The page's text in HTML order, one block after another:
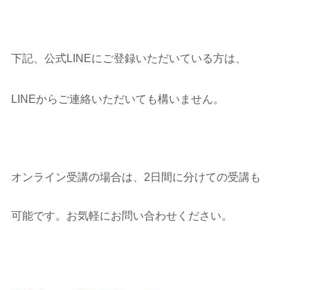
下記、公式LINEにご登録いただいている方は、
LINEからご連絡いただいても構いません。
オンライン受講の場合は、2日間に分けての受講も
可能です。お気軽にお問い合わせください。